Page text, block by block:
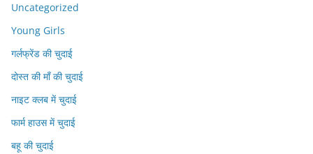
Uncategorized
Young Girls
गर्लफ्रेंड की चुदाई
दोस्त की माँ की चुदाई
नाइट क्लब में चुदाई
फार्म हाउस में चुदाई
बहू की चुदाई